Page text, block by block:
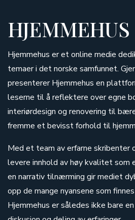
HJEMMEHUS
Hjemmehus er et online medie
temaer i det norske samfunnet.
presenterer Hjemmehus en
leserne til å reflektere over egne
interiørdesign og renovering til
fremme et bevisst forhold til
Med et team av erfarne
levere innhold av høy kvalitet som
en narrativ tilnærming gir mediet
opp de mange nyansene som
Hjemmehus er således ikke bare